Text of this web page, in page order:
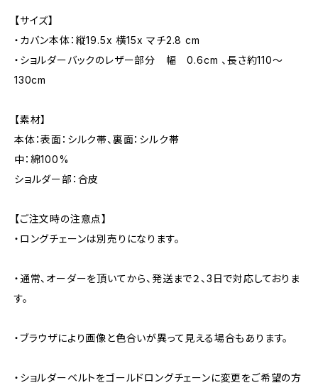
【サイズ】
・カバン本体：縦19.5x 横15x マチ2.8 cm
・ショルダーバックのレザー部分 幅 0.6cm 、長さ約110～
130cm
【素材】
本体：表面：シルク帯、裏面：シルク帯
中：綿100%
ショルダー部：合皮
【ご注文時の注意点】
・ロングチェーンは別売りになります。
・通常、オーダーを頂いてから、発送まで２、3日で対応しておりま
す。
・ブラウザにより画像と色合いが異って見える場合もあります。
・ショルダーベルトをゴールドロングチェーンに変更をご希望の方